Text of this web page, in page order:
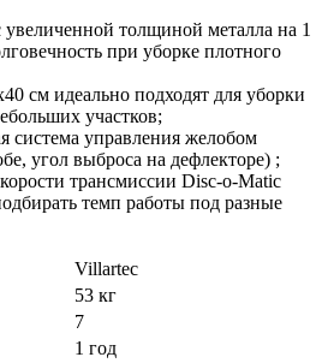
толщиной металла на 1
при уборке плотного
см идеально подходят для уборки
участков;
система управления желобом
угол выброса на дефлекторе) ;
трансмиссии Disc-o-Matic
темп работы под разные
Villartec
53 кг
7
1 год